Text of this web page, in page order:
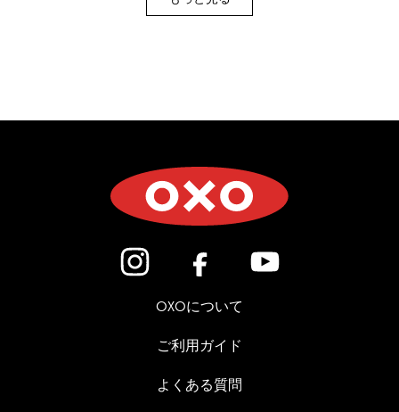
OXOについて
ご利用ガイド
よくある質問